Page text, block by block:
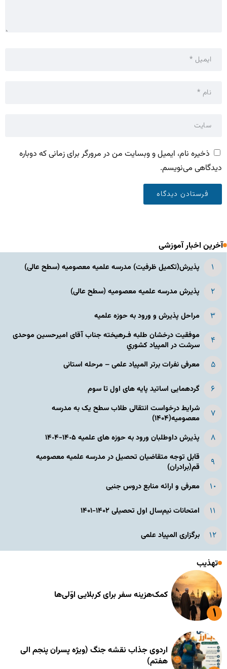
ذخیره نام، ایمیل و وبسایت من در مرورگر برای زمانی که دوباره
دیدگاهی می‌نویسم.
آخرین اخبار آموزشی
پذیرش(تکمیل ظرفیت) مدرسه علمیه معصومیه‌ (سطح عالی)
پذیرش مدرسه علمیه معصومیه‌ (سطح عالی)
مراحل پذیرش و ورود به حوزه علمیه
موفقیت درخشان طلبه فـرهیخته جناب آقای امیرحسین موحدی
سرشت در المپياد كشوري
معرفی نفرات برتر المپیاد علمی – مرحله استانی
گردهمایی اساتید پایه های اول تا سوم
شرایط درخواست انتقالی طلاب سطح یک به مدرسه
معصومیه(۱۴۰۴)
پذیرش داوطلبان ورود به حوزه های علمیه ١۴٠۵-١۴٠۴
قابل توجه متقاضیان تحصیل در مدرسه علمیه معصومیه
قم(برادران)
معرفی و ارائه منابع دروس جنبی
امتحانات نیم‌سال اول تحصیلی ۱۴۰۲-۱۴۰۱
برگزاری المپیاد علمی
تهذیب
کمک‌هزینه سفر برای کربلایی اوّلی‌ها
اردوی جذاب نقشه جنگ (ویژه پسران پنجم الی
هفتم)